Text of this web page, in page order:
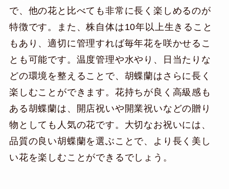
で、他の花と比べても非常に長く楽しめるのが
特徴です。また、株自体は10年以上生きること
もあり、適切に管理すれば毎年花を咲かせるこ
とも可能です。温度管理や水やり、日当たりな
どの環境を整えることで、胡蝶蘭はさらに長く
楽しむことができます。花持ちが良く高級感も
ある胡蝶蘭は、開店祝いや開業祝いなどの贈り
物としても人気の花です。大切なお祝いには、
品質の良い胡蝶蘭を選ぶことで、より長く美し
い花を楽しむことができるでしょう。